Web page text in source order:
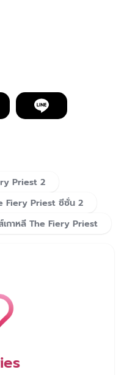
Priest 2
Fiery Priest ซีซั่น 2
เกาหลี The Fiery Priest